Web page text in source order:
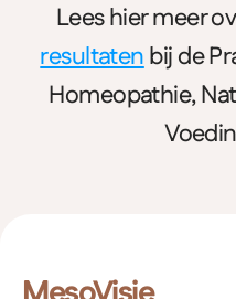
Lees hier meer
resultaten bij de
Homeopathie,